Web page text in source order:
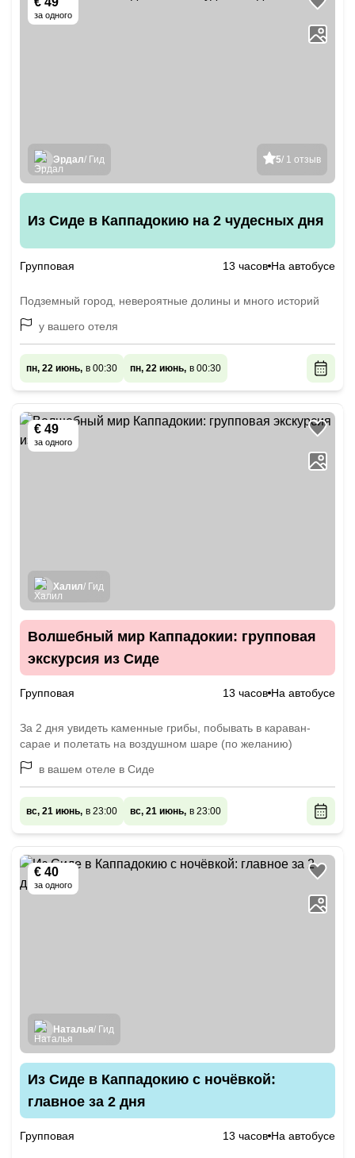
за одного
5/ 1 отзыв
Эрдал/ Гид
Из Сиде в Каппадокию на 2 чудесных дня
Групповая 13 часов На автобусе
Подземный город, невероятные долины и много историй
у вашего отеля
пн, 22 июнь, в 00:30 пн, 22 июнь, в 00:30
€ 49
за одного
Халил/ Гид
Волшебный мир Каппадокии: групповая
экскурсия из Сиде
Групповая 13 часов На автобусе
За 2 дня увидеть каменные грибы, побывать в караван-
сарае и полетать на воздушном шаре (по желанию)
в вашем отеле в Сиде
вс, 21 июнь, в 23:00 вс, 21 июнь, в 23:00
€ 40
за одного
Наталья/ Гид
Из Сиде в Каппадокию с ночёвкой:
главное за 2 дня
Групповая 13 часов На автобусе